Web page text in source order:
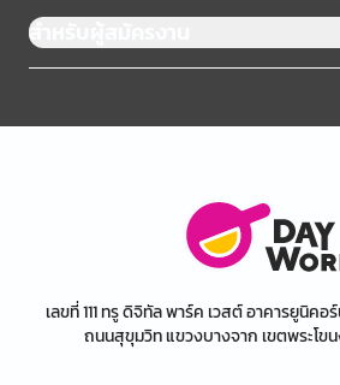
สำหรับผู้สมัครงาน
เลขที่ 111 ทรู ดิจิทัล พาร์ค เวสต์ อาคารยูนิคอ
ถนนสุขุมวิท แขวงบางจาก เขตพระโข